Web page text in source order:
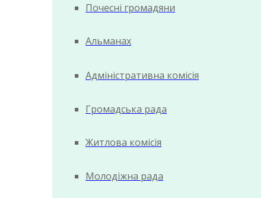
Почесні громадяни
Альманах
Адміністративна комісія
Громадська рада
Житлова комісія
Молодіжна рада